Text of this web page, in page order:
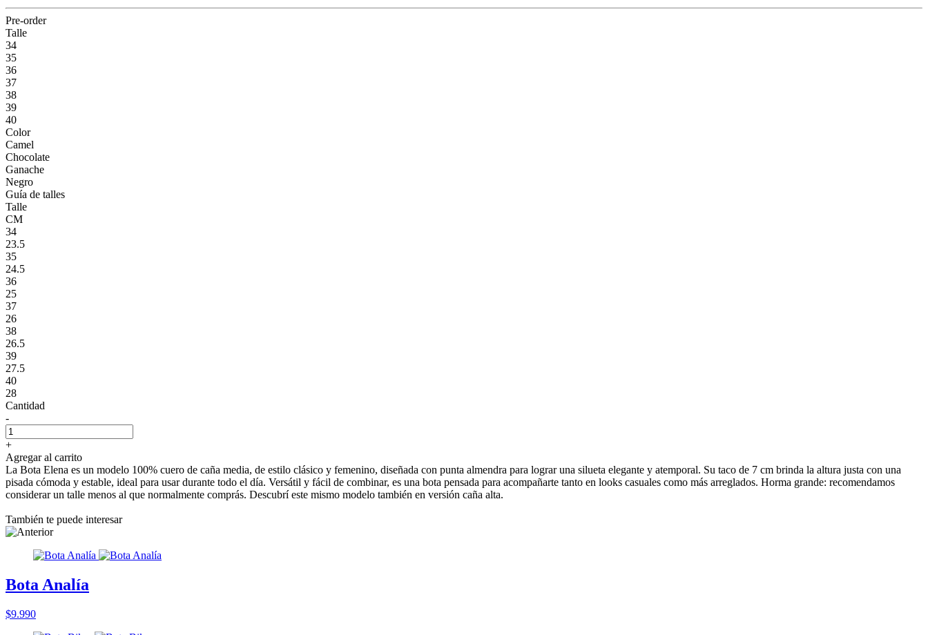
Pre-order
Talle
34
35
36
37
38
39
40
Color
Camel
Chocolate
Ganache
Negro
Guía de talles
Talle
CM
34
23.5
35
24.5
36
25
37
26
38
26.5
39
27.5
40
28
Cantidad
-
+
Agregar al carrito
La Bota Elena es un modelo 100% cuero de caña media, de estilo clásico y femenino, diseñada con punta almendra para lograr una silueta elegante y atemporal. Su taco de 7 cm brinda la altura justa con una
pisada cómoda y estable, ideal para usar durante todo el día. Versátil y fácil de combinar, es una bota pensada para acompañarte tanto en looks casuales como más arreglados. Horma grande: recomendamos
considerar un talle menos al que normalmente comprás. Descubrí este mismo modelo también en versión caña alta.
También te puede interesar
Bota Analía
$9.990